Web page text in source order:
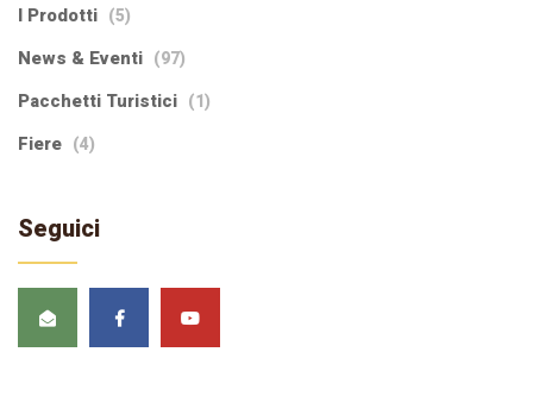
I Prodotti (5)
News & Eventi (97)
Pacchetti Turistici (1)
Fiere (4)
Seguici